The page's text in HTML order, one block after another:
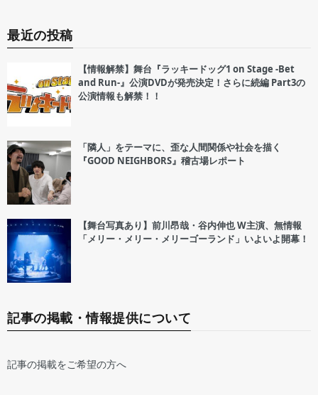
最近の投稿
【情報解禁】舞台『ラッキードッグ1 on Stage -Bet
and Run-』公演DVDが発売決定！さらに続編 Part3の
公演情報も解禁！！
「隣人」をテーマに、歪な人間関係や社会を描く
『GOOD NEIGHBORS』稽古場レポート
【舞台写真あり】前川昂哉・谷内伸也 W主演、無情報
「メリー・メリー・メリーゴーランド」いよいよ開幕！
記事の掲載・情報提供について
記事の掲載をご希望の方へ